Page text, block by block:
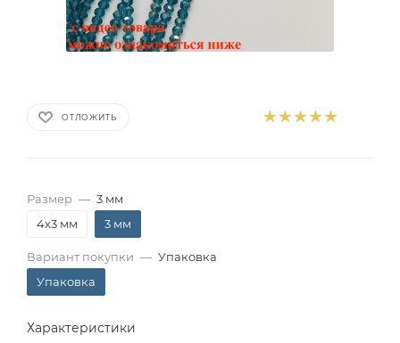
ОТЛОЖИТЬ
Размер — 3 мм
4x3 мм
3 мм
Вариант покупки — Упаковка
Упаковка
Характеристики